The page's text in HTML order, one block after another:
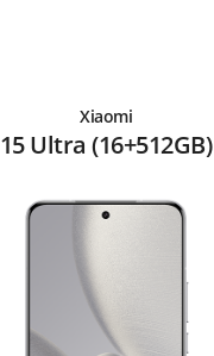
Xiaomi
15 Ultra (16+512GB)